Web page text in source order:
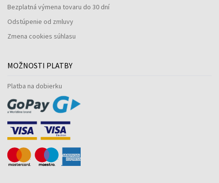
Bezplatná výmena tovaru do 30 dní
Odstúpenie od zmluvy
Zmena cookies súhlasu
MOŽNOSTI PLATBY
Platba na dobierku